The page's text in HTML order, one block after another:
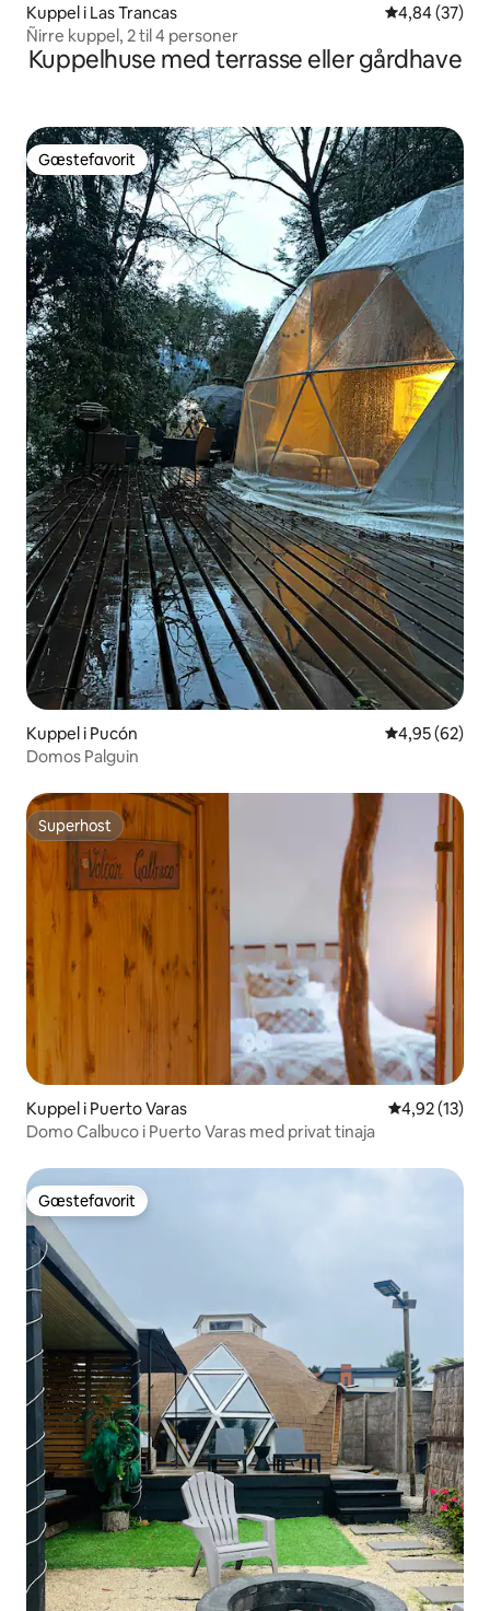
Kuppel i Las Trancas 4,84 ud af 5 i
4,84 (37)
Ñirre kuppel, 2 til 4 personer
Kuppelhuse med terrasse eller gårdhave
Gæstefavorit
Gæstefavorit
Kuppel i Pucón 4,95 ud af 5 i
4,95 (62)
Domos Palguin
Superhost
Superhost
Kuppel i Puerto Varas 4,92 ud af 5
4,92 (13)
Domo Calbuco i Puerto Varas med privat tinaja
Gæstefavorit
Gæstefavorit